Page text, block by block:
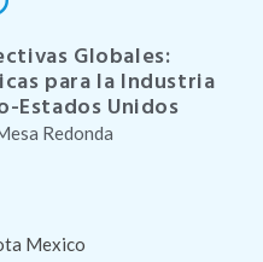
Globales:
para la Industria
Estados Unidos
Redonda
Mexico